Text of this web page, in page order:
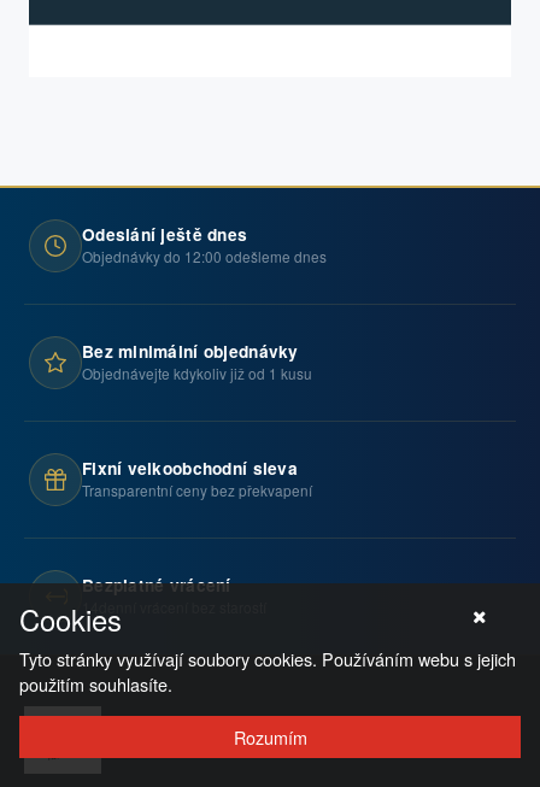
Odeslání ještě dnes
Objednávky do 12:00 odešleme dnes
Bez minimální objednávky
Objednávejte kdykoliv již od 1 kusu
Fixní velkoobchodní sleva
Transparentní ceny bez překvapení
Bezplatné vrácení
14denní vrácení bez starostí
Cookies
Tyto stránky využívají soubory cookies. Používáním webu s jejich
použitím souhlasíte.
Rozumím